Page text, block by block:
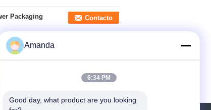
Packaging
Contacto
de embalaje aleatorio que ofrece
Pall cuenta con un diseño con ...
Amanda
6:34 PM
Good day, what product are you looking